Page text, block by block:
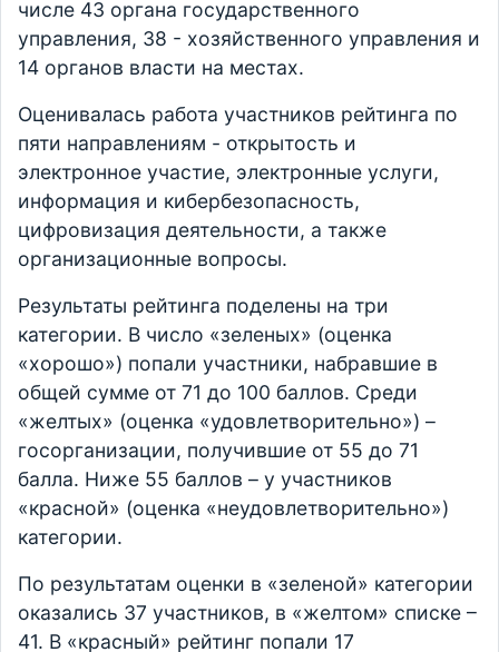
числе 43 органа государственного
управления, 38 - хозяйственного управления и
14 органов власти на местах.
Оценивалась работа участников рейтинга по
пяти направлениям - открытость и
электронное участие, электронные услуги,
информация и кибербезопасность,
цифровизация деятельности, а также
организационные вопросы.
Результаты рейтинга поделены на три
категории. В число «зеленых» (оценка
«хорошо») попали участники, набравшие в
общей сумме от 71 до 100 баллов. Среди
«желтых» (оценка «удовлетворительно») –
госорганизации, получившие от 55 до 71
балла. Ниже 55 баллов – у участников
«красной» (оценка «неудовлетворительно»)
категории.
По результатам оценки в «зеленой» категории
оказались 37 участников, в «желтом» списке –
41. В «красный» рейтинг попали 17